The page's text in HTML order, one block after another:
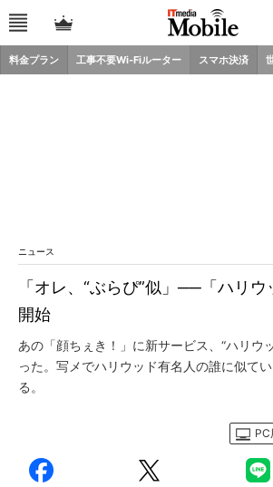
料金プラン 工事不要Wi-Fiルーター スマホ決済
ニュース
「オレ、“ぶらぴ”似」──「ハリウ
開始
あの「顔ちぇき！」に新サービス、“ハリウ
った。写メでハリウッド有名人の誰に似て
る。
PC